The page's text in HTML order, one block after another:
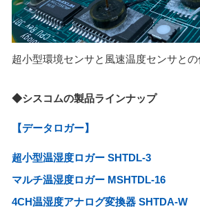
超小型環境センサと風速温度センサとの
◆シスコムの製品ラインナップ
【データロガー】
超小型温湿度ロガー SHTDL-3
マルチ温湿度ロガー MSHTDL-16
4CH温湿度アナログ変換器 SHTDA-W